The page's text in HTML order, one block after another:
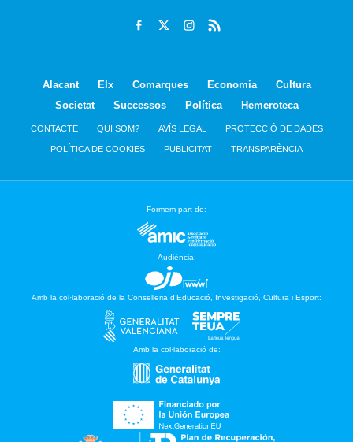
Alacant Elx Comarques Economia
Cultura
Societat
Successos Política Hemeroteca
CONTACTE QUI SOM? AVÍS LEGAL PROTECCIÓ DE DADES
POLÍTICA DE COOKIES PUBLICITAT TRANSPARÈNCIA
Formem part de:
Audiència:
Amb la col·laboració de la Conselleria d’Educació, Investigació, Cultura i Esport:
Amb la col·laboració de: